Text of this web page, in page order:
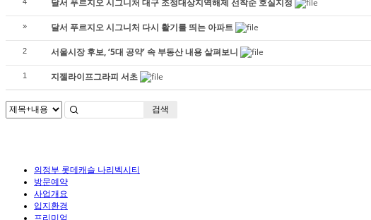
» 달서 푸르지오 시그니처 다시 활기를 띄는 아파트
2 서울시장 후보, ‘5대 공약’ 속 부동산 내용 살펴보니
1 지젤라이프그라피 서초
검색
의정부 롯데캐슬 나리벡시티
방문예약
사업개요
입지환경
프리미엄